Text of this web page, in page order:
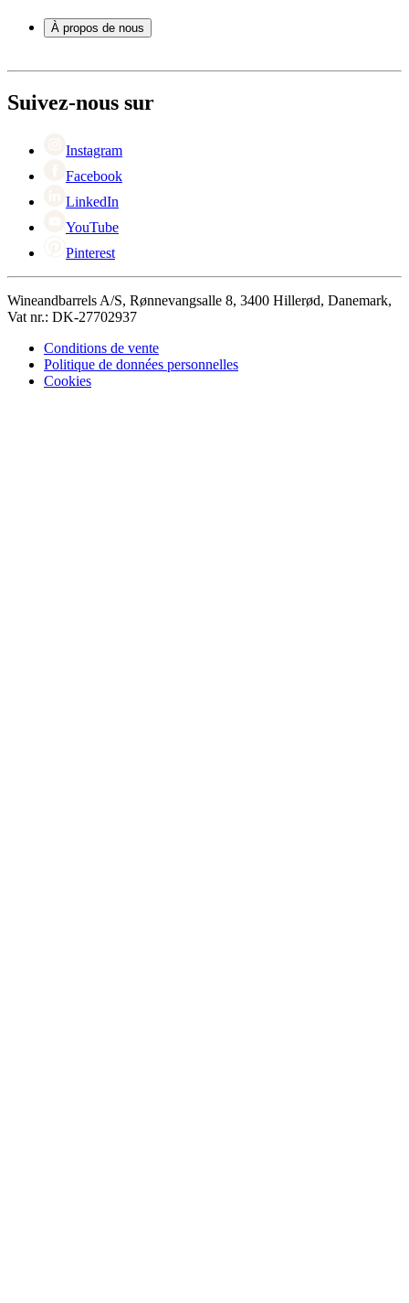
Paiement
Expédition
+44 3308 081634
À propos de nous
Black Friday
Singles Day
Suivez-nous sur
Instagram
Facebook
LinkedIn
YouTube
Pinterest
Wineandbarrels A/S, Rønnevangsalle 8, 3400 Hillerød, Danemark,
Vat nr.: DK-27702937
Conditions de vente
Politique de données personnelles
Cookies